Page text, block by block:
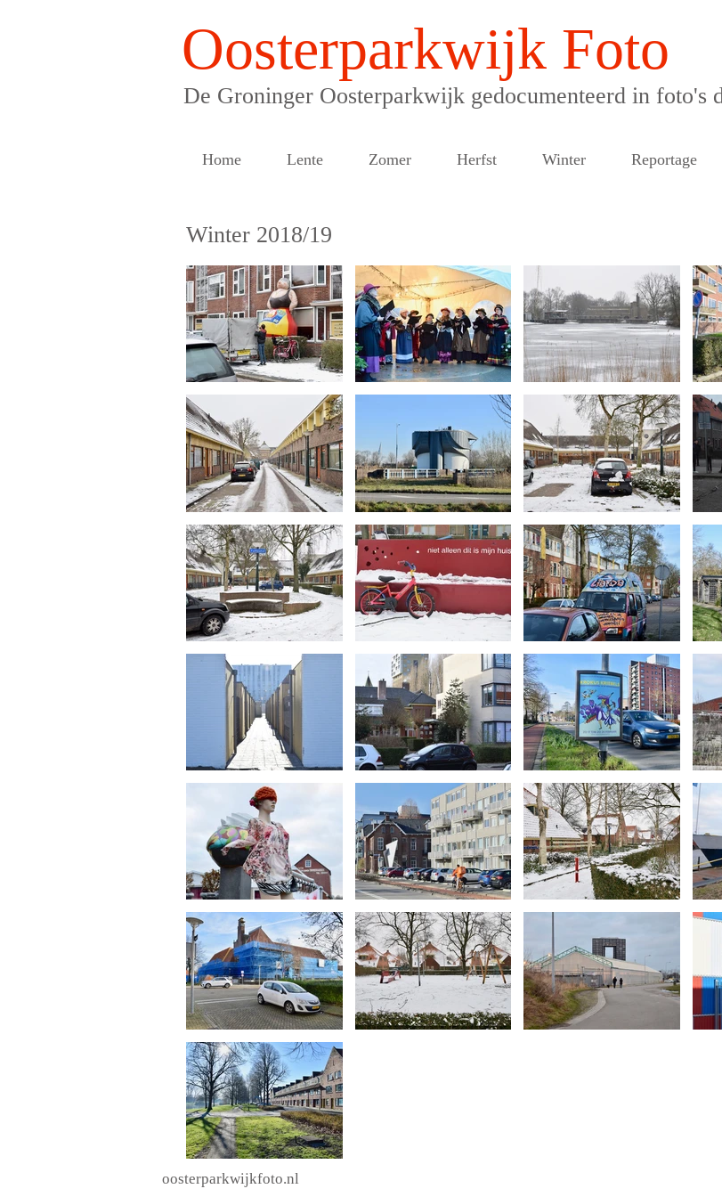
Oosterparkwijk Foto
De Groninger Oosterparkwijk gedocumenteerd in foto's
Home Lente Zomer Herfst Winter Reportage
Winter 2018/19
oosterparkwijkfoto.nl